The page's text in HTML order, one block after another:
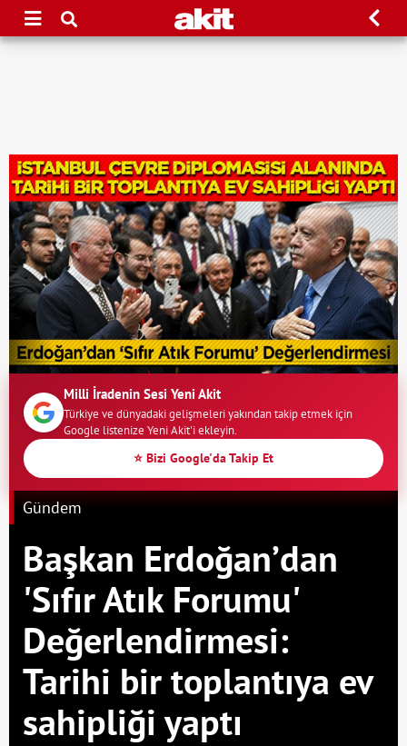
Milli İradenin Sesi Yeni Akit
Türkiye ve dünyadaki gelişmeleri yakından takip etmek için
Google listenize Yeni Akit'i ekleyin.
⭐ Bizi Google'da Takip Et
Gündem
Başkan Erdoğan’dan
'Sıfır Atık Forumu'
Değerlendirmesi:
Tarihi bir toplantıya ev
sahipliği yaptı